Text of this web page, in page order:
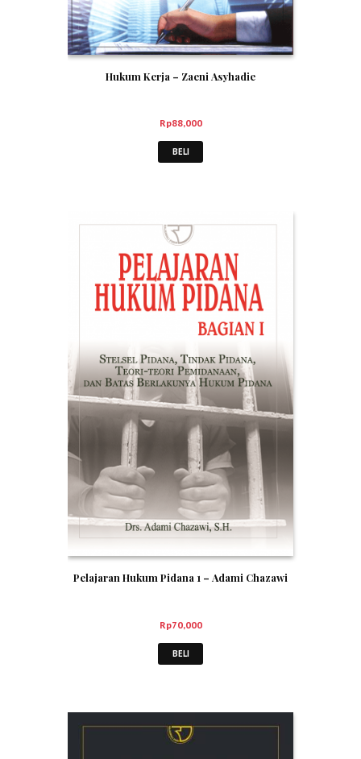
Hukum Kerja – Zaeni Asyhadie
Rp88,000
BELI
Pelajaran Hukum Pidana 1 – Adami Chazawi
Rp70,000
BELI